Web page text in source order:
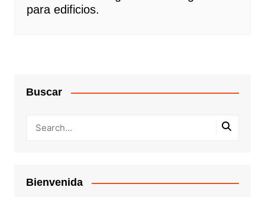
para edificios.
Buscar
Bienvenida